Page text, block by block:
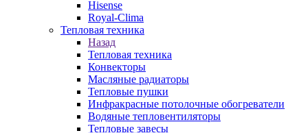
Hisense
Royal-Clima
Тепловая техника
Назад
Тепловая техника
Конвекторы
Масляные радиаторы
Тепловые пушки
Инфракрасные потолочные обогреватели
Водяные тепловентиляторы
Тепловые завесы